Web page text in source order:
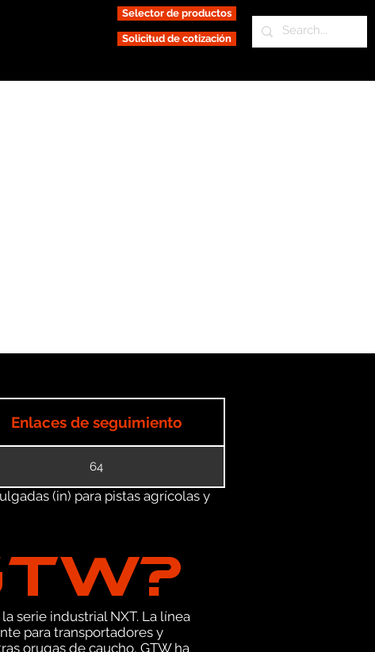
Selector de productos
Solicitud de cotización
Enlaces de seguimiento
64
(in) para pistas agrícolas y
serie industrial NXT. La línea
para transportadores y
orugas de caucho, GTW ha